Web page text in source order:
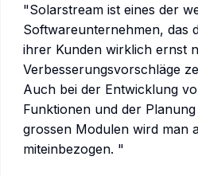
"Solarstream ist eines der
Softwareunternehmen, das
ihrer Kunden wirklich ernst
Verbesserungsvorschläge
Auch bei der Entwicklung
Funktionen und der
grossen Modulen wird man
miteinbezogen. "